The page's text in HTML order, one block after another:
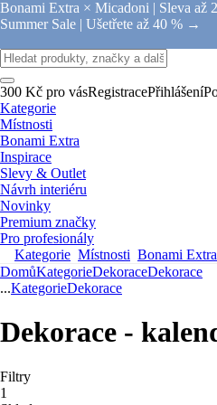
Bonami Extra × Micadoni | Sleva až
Summer Sale | Ušetřete až 40 % →
300 Kč pro vásRegistracePřihlášení
Kategorie
Místnosti
Bonami Extra
Inspirace
Slevy & Outlet
Návrh interiéru
Novinky
Premium značky
Pro profesionály
Kategorie Místnosti Bonami Extra
DomůKategorieDekoraceDekorace
...KategorieDekorace
Dekorace -
Filtry
1